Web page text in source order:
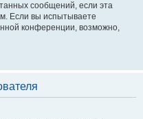
сообщений, если эта
Если вы испытываете
конференции, возможно,